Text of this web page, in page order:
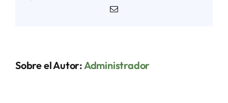
Correo
Sobre el Autor:Administrador